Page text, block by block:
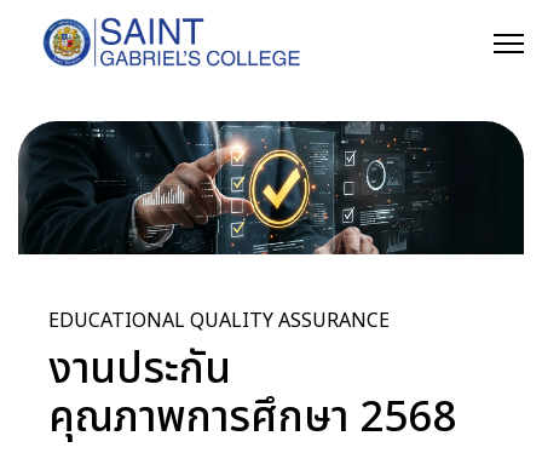
EDUCATIONAL QUALITY ASSURANCE
งานประกัน
คุณภาพการศึกษา 2568